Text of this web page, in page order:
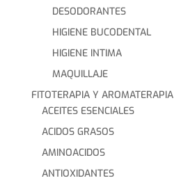
DESODORANTES
HIGIENE BUCODENTAL
HIGIENE INTIMA
MAQUILLAJE
FITOTERAPIA Y AROMATERAPIA
ACEITES ESENCIALES
ACIDOS GRASOS
AMINOACIDOS
ANTIOXIDANTES